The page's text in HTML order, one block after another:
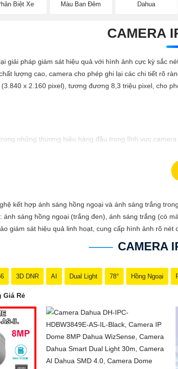
Biệt Xe
Màu Ban Đêm
Dahua
CAMERA
giải pháp giám sát hiệu quả với hình ảnh cực kỳ sắc
lượng cao, camera cho phép ghi lại các chi tiết rõ
x 2.160 pixel), tương đương 8,3 triệu pixel, cho
những thương hiệu hàng đầu trong lĩnh vực
đến cho bạn sự tin cậy và chất lượng vượt trội.
ngại trải nghiệm sự ổn định và chất lượng vượt
kết hợp ánh sáng hồng ngoại và ánh sáng trắng
ánh sáng hồng ngoại (trắng đen), ánh sáng trắng (có
giám sát hiệu quả linh hoạt, cung cấp hình ảnh rõ nét
CAMERA
3D DNR AI Dual Light 78° Hồng Ngoại
Giá Rẻ